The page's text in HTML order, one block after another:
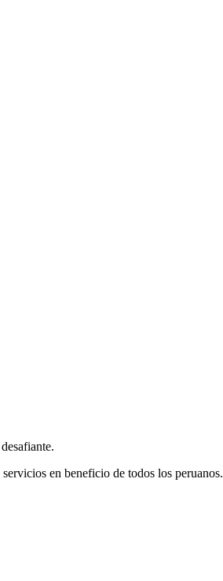
en beneficio de todos los peruanos.